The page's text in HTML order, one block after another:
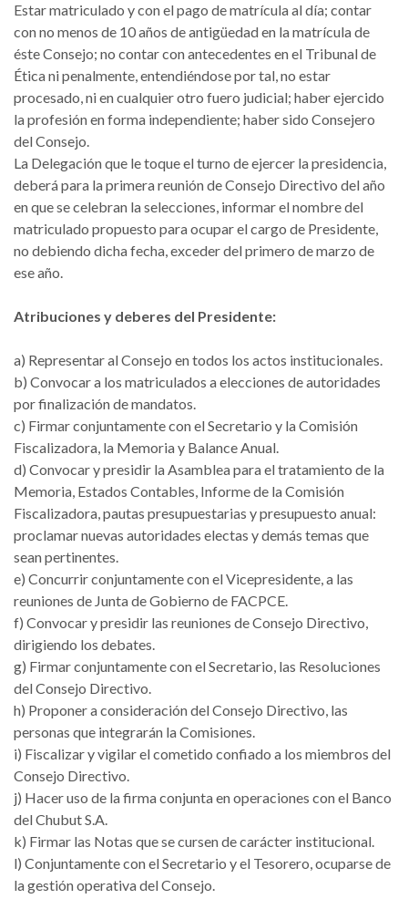
Estar matriculado y con el pago de matrícula al día; contar
con no menos de 10 años de antigüedad en la matrícula de
éste Consejo; no contar con antecedentes en el Tribunal de
Ética ni penalmente, entendiéndose por tal, no estar
procesado, ni en cualquier otro fuero judicial; haber ejercido
la profesión en forma independiente; haber sido Consejero
del Consejo.
La Delegación que le toque el turno de ejercer la presidencia,
deberá para la primera reunión de Consejo Directivo del año
en que se celebran la selecciones, informar el nombre del
matriculado propuesto para ocupar el cargo de Presidente,
no debiendo dicha fecha, exceder del primero de marzo de
ese año.
Atribuciones y deberes del Presidente:
a) Representar al Consejo en todos los actos institucionales.
b) Convocar a los matriculados a elecciones de autoridades
por finalización de mandatos.
c) Firmar conjuntamente con el Secretario y la Comisión
Fiscalizadora, la Memoria y Balance Anual.
d) Convocar y presidir la Asamblea para el tratamiento de la
Memoria, Estados Contables, Informe de la Comisión
Fiscalizadora, pautas presupuestarias y presupuesto anual:
proclamar nuevas autoridades electas y demás temas que
sean pertinentes.
e) Concurrir conjuntamente con el Vicepresidente, a las
reuniones de Junta de Gobierno de FACPCE.
f) Convocar y presidir las reuniones de Consejo Directivo,
dirigiendo los debates.
g) Firmar conjuntamente con el Secretario, las Resoluciones
del Consejo Directivo.
h) Proponer a consideración del Consejo Directivo, las
personas que integrarán la Comisiones.
i) Fiscalizar y vigilar el cometido confiado a los miembros del
Consejo Directivo.
j) Hacer uso de la firma conjunta en operaciones con el Banco
del Chubut S.A.
k) Firmar las Notas que se cursen de carácter institucional.
l) Conjuntamente con el Secretario y el Tesorero, ocuparse de
la gestión operativa del Consejo.